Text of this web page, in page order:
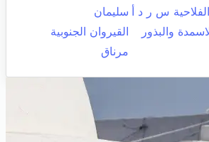
س ر د أ
سليمان
والبذور
القيروان الجنوبية
مرناق